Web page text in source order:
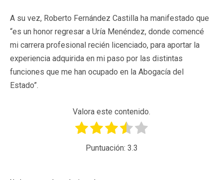
A su vez, Roberto Fernández Castilla ha manifestado que
“es un honor regresar a Uría Menéndez, donde comencé
mi carrera profesional recién licenciado, para aportar la
experiencia adquirida en mi paso por las distintas
funciones que me han ocupado en la Abogacía del
Estado”.
Valora este contenido.
Puntuación: 3.3